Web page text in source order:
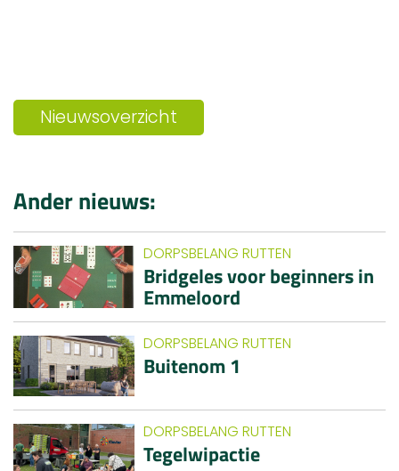
Nieuwsoverzicht
Ander nieuws:
DORPSBELANG RUTTEN
Bridgeles voor beginners in
Emmeloord
DORPSBELANG RUTTEN
Buitenom 1
DORPSBELANG RUTTEN
Tegelwipactie